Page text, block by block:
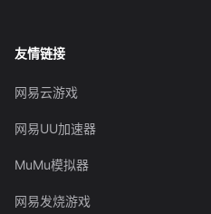
友情链接
网易云游戏
网易UU加速器
MuMu模拟器
网易发烧游戏